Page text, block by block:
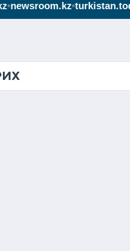
•newsroom.kz•